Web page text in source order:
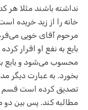
نداشته باشند مثلا هر
خانه را از زید خریده
مرحوم آقای خویی
بایع به نفع او اقرار
محسوب می‌شود و بایع
بخورد. به عبارت دیگر
تصدیق کرده است قسم
مطالبه کند. پس بین دو